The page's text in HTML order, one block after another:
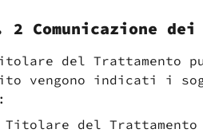
2 Comunicazione
del Trattamento
vengono indicati i
del